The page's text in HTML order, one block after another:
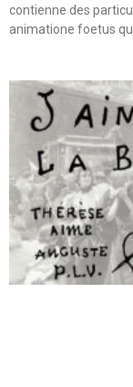
contienne des
animatione foetus